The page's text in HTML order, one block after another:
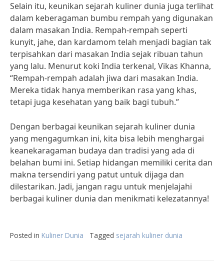
Selain itu, keunikan sejarah kuliner dunia juga terlihat
dalam keberagaman bumbu rempah yang digunakan
dalam masakan India. Rempah-rempah seperti
kunyit, jahe, dan kardamom telah menjadi bagian tak
terpisahkan dari masakan India sejak ribuan tahun
yang lalu. Menurut koki India terkenal, Vikas Khanna,
“Rempah-rempah adalah jiwa dari masakan India.
Mereka tidak hanya memberikan rasa yang khas,
tetapi juga kesehatan yang baik bagi tubuh.”
Dengan berbagai keunikan sejarah kuliner dunia
yang mengagumkan ini, kita bisa lebih menghargai
keanekaragaman budaya dan tradisi yang ada di
belahan bumi ini. Setiap hidangan memiliki cerita dan
makna tersendiri yang patut untuk dijaga dan
dilestarikan. Jadi, jangan ragu untuk menjelajahi
berbagai kuliner dunia dan menikmati kelezatannya!
Posted in Kuliner Dunia Tagged sejarah kuliner dunia